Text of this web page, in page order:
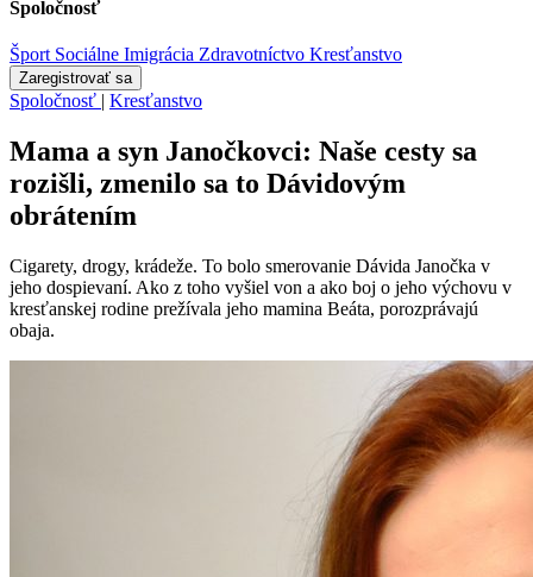
Spoločnosť
Šport Sociálne Imigrácia Zdravotníctvo Kresťanstvo
Zaregistrovať sa
Spoločnosť | Kresťanstvo
Mama a syn Janočkovci: Naše cesty sa
rozišli, zmenilo sa to Dávidovým
obrátením
Cigarety, drogy, krádeže. To bolo smerovanie Dávida Janočka v
jeho dospievaní. Ako z toho vyšiel von a ako boj o jeho výchovu v
kresťanskej rodine prežívala jeho mamina Beáta, porozprávajú
obaja.